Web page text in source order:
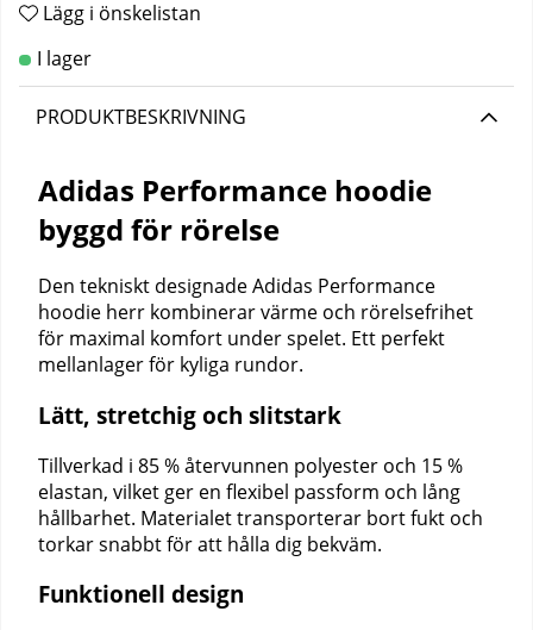
Lägg i önskelistan
PRODUKTBESKRIVNING
Adidas Performance hoodie
byggd för rörelse
Den tekniskt designade Adidas Performance
hoodie herr kombinerar värme och rörelsefrihet
för maximal komfort under spelet. Ett perfekt
mellanlager för kyliga rundor.
Lätt, stretchig och slitstark
Tillverkad i 85 % återvunnen polyester och 15 %
elastan, vilket ger en flexibel passform och lång
hållbarhet. Materialet transporterar bort fukt och
torkar snabbt för att hålla dig bekväm.
Funktionell design